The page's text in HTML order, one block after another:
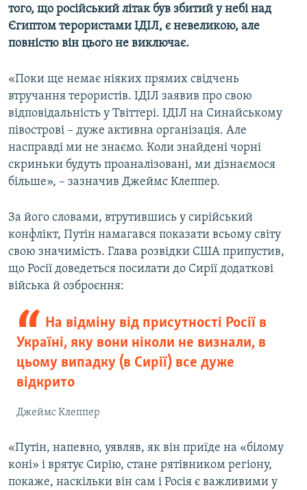
того, що російський літак був збитий у небі над
Єгиптом терористами ІДІЛ, є невеликою, але
повністю він цього не виключає.
«Поки ще немає ніяких прямих свідчень
втручання терористів. ІДІЛ заявив про свою
відповідальність у Твіттері. ІДІЛ на Синайському
півострові – дуже активна організація. Але
насправді ми не знаємо. Коли знайдені чорні
скриньки будуть проаналізовані, ми дізнаємося
більше», – зазначив Джеймс Клеппер.
За його словами, втрутившись у сирійський
конфлікт, Путін намагався показати всьому світу
свою значимість. Глава розвідки США припустив,
що Росії доведеться посилати до Сирії додаткові
війська й озброєння:
На відміну від присутності Росії в
Україні, яку вони ніколи не визнали, в
цьому випадку (в Сирії) все дуже
відкрито
Джеймс Клеппер
«Путін, напевно, уявляв, як він приїде на «білому
коні» і врятує Сирію, стане рятівником регіону,
покаже, наскільки він сам і Росія є важливими у